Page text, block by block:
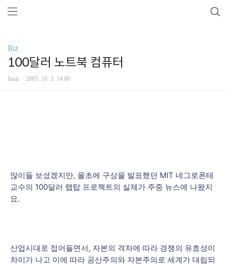
Biz
100달러 노트북 컴퓨터
Inuit 2005. 10. 3. 14:00
많이들 보셨겠지만, 올초에 구상을 발표했던 MIT 네그로폰테
교수의 100달러 랩탑 프로젝트의 실체가 주중 뉴스에 나왔지
요.
산업시대로 접어들면서, 자본의 격차에 따라 경쟁의 유효성이
차이가 나고 이에 따라 공산주의와 자본주의로 세계가 대립되